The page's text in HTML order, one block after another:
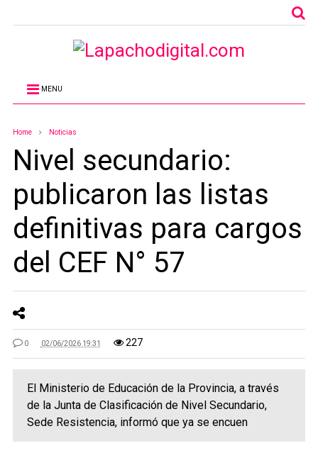
MENU
Home Noticias
Nivel secundario:
publicaron las listas
definitivas para cargos
del CEF N° 57
0 02/06/2026 19:31 227
El Ministerio de Educación de la Provincia, a través
de la Junta de Clasificación de Nivel Secundario,
Sede Resistencia, informó que ya se encuen